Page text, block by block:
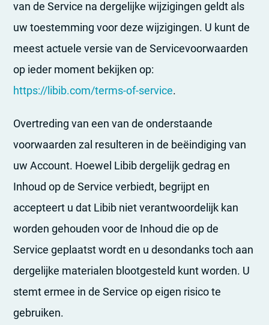
van de Service na dergelijke wijzigingen geldt als
uw toestemming voor deze wijzigingen. U kunt de
meest actuele versie van de Servicevoorwaarden
op ieder moment bekijken op:
https://libib.com/terms-of-service.
Overtreding van een van de onderstaande
voorwaarden zal resulteren in de beëindiging van
uw Account. Hoewel Libib dergelijk gedrag en
Inhoud op de Service verbiedt, begrijpt en
accepteert u dat Libib niet verantwoordelijk kan
worden gehouden voor de Inhoud die op de
Service geplaatst wordt en u desondanks toch aan
dergelijke materialen blootgesteld kunt worden. U
stemt ermee in de Service op eigen risico te
gebruiken.